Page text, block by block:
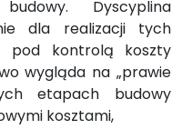
Dyscyplina
dla realizacji tych
pod kontrolą koszty
wygląda na „prawie
etapach budowy
kosztami,